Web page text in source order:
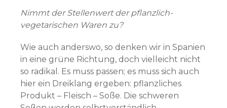
Nimmt der Stellenwert der pflanzlich-
vegetarischen Waren zu?
Wie auch anderswo, so denken wir in Spanien
in eine grüne Richtung, doch vielleicht nicht
so radikal. Es muss passen; es muss sich auch
hier ein Dreiklang ergeben: pflanzliches
Produkt – Fleisch – Soße. Die schweren